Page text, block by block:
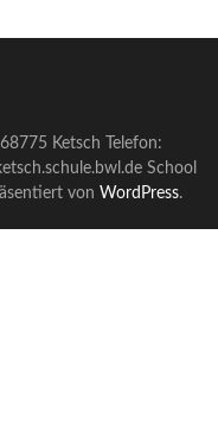
Ketsch Telefon:
School
von WordPress.